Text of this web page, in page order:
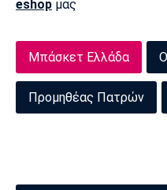
Ντόρτμουντ
eshop μας
Μπάσκετ Ελλάδα
Προμηθέας Πατρών